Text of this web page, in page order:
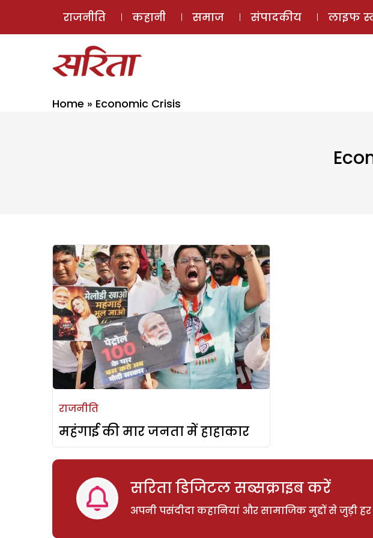
राजनीति कहानी समाज संपादकीय लाइफ
Home » Economic Crisis
राजनीति
महंगाई की मार जनता में हाहाकार
सरिता डिजिटल सब्सक्राइब करें
अपनी पसंदीदा कहानियां और सामाजिक मुद्दों से जुड़ी